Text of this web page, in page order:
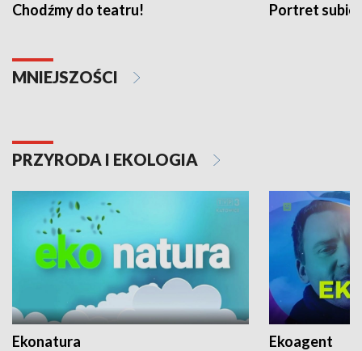
Chodźmy do teatru! Portret
MNIEJSZOŚCI
PRZYRODA I EKOLOGIA
Ekonatura Ekoagent